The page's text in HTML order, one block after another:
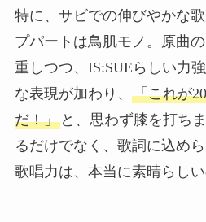
特に、サビでの伸びやかな
プパートは鳥肌モノ。原曲
重しつつ、IS:SUEらしい力
な表現が加わり、 「これが
だ！」と、思わず膝を打ち
るだけでなく、歌詞に込め
歌唱力は、本当に素晴らしい